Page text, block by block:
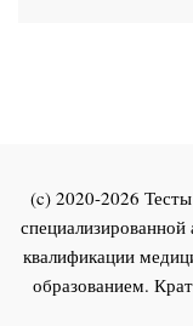
(c) 2020-2026
квалификации
образованием.